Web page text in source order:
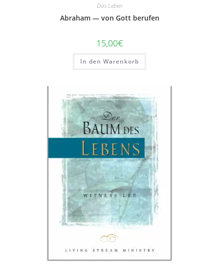
Das Leben
Abraham — von Gott berufen
15,00€
In den Warenkorb